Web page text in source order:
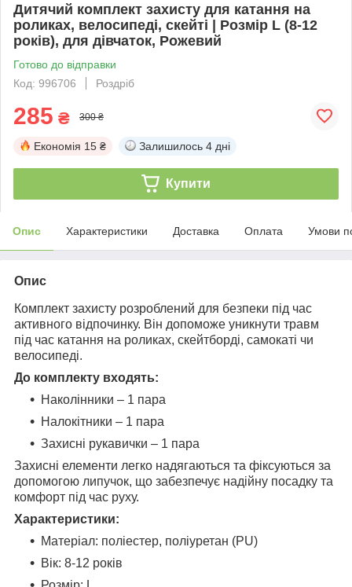
Дитячий комплект захисту для катання на
роликах, велосипеді, скейті | Розмір L (8-12
років), для дівчаток, Рожевий
Готово до відправки
Код: 996706
Роздріб
285 ₴ 300 ₴
Економія 15 ₴ Залишилось 4 дні
Купити
Опис Характеристики Доставка Оплата Умови
Опис
Комплект захисту розроблений для безпеки під час
активного відпочинку. Він допоможе уникнути травм
під час катання на роликах, скейтборді, самокаті чи
велосипеді.
До комплекту входять:
Наколінники – 1 пара
Налокітники – 1 пара
Захисні рукавички – 1 пара
Захисні елементи легко надягаються та фіксуються за
допомогою липучок, що забезпечує надійну посадку та
комфорт під час руху.
Характеристики:
Матеріал: поліестер, поліуретан (PU)
Вік: 8-12 років